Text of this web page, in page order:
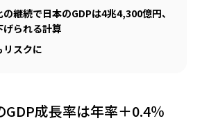
継続で日本のGDPは4兆4,300億円、
られる計算
リスクに
GDP成長率は年率＋0.4％